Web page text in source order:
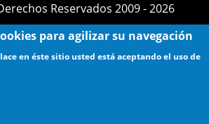
Reservados 2009 - 2026
para agilizar su navegación
en éste sitio usted está aceptando el uso de